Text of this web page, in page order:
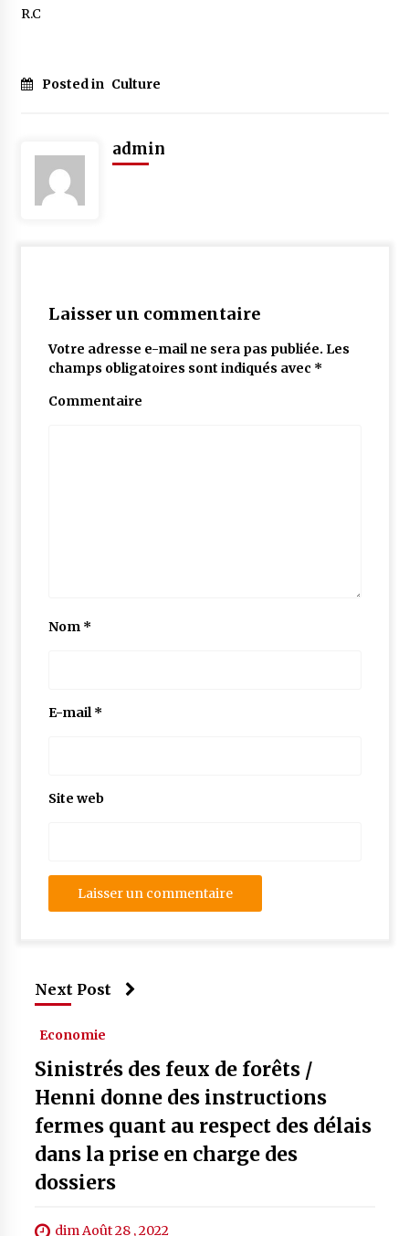
R.C
Posted in Culture
admin
Laisser un commentaire
Votre adresse e-mail ne sera pas publiée. Les
champs obligatoires sont indiqués avec *
Commentaire
Nom *
E-mail*
Site web
Next Post
Economie
Sinistrés des feux de forêts /
Henni donne des instructions
fermes quant au respect des délais
dans la prise en charge des
dossiers
dim Août 28 , 2022